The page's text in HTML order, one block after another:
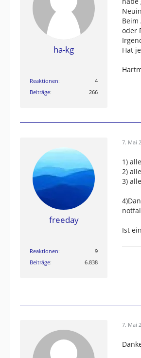
ha-kg
Reaktionen
4
Beiträge
266
oder
Hat
freeday
Reaktionen
9
Beiträge
6.838
7. Mai
1)
2)
3)
Ist
7. Mai